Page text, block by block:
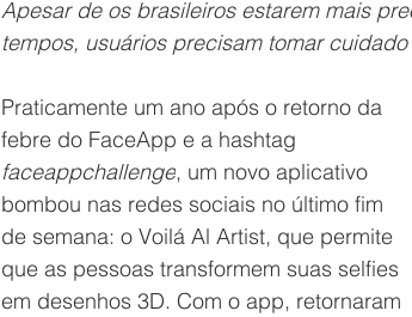
Apesar de os brasileiros estarem mais
tempos, usuários precisam tomar
Praticamente um ano após o retorno da
febre do FaceApp e a hashtag
faceappchallenge, um novo aplicativo
bombou nas redes sociais no último fim
de semana: o Voilá Al Artist, que permite
que as pessoas transformem suas selfies
em desenhos 3D. Com o app, retornaram